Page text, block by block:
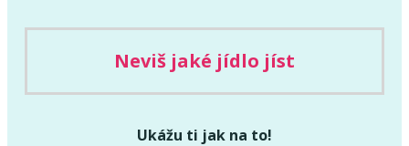
Neviš jaké jídlo jíst
Ukážu ti jak na to!